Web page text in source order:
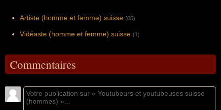
Artiste (homme et femme) suisse (65)
Vidéaste (homme et femme) suisse (1)
Commentaires